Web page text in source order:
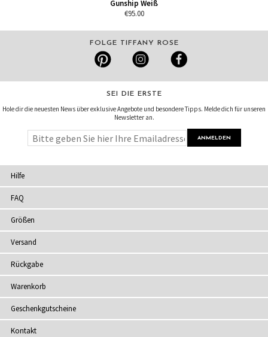
Gunship Weiß
€95.00
FOLGE TIFFANY ROSE
SEI DIE ERSTE
Hole dir die neuesten News über exklusive Angebote und besondere Tipps. Melde dich für unseren
Newsletter an.
Hilfe
FAQ
Größen
Versand
Rückgabe
Warenkorb
Geschenkgutscheine
Kontakt